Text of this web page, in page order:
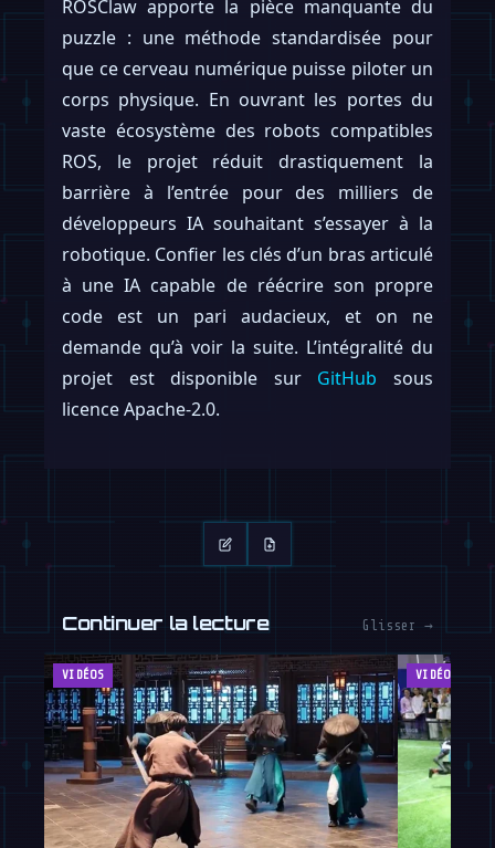
ROSClaw apporte la pièce manquante du
puzzle : une méthode standardisée pour
que ce cerveau numérique puisse piloter un
corps physique. En ouvrant les portes du
vaste écosystème des robots compatibles
ROS, le projet réduit drastiquement la
barrière à l’entrée pour des milliers de
développeurs IA souhaitant s’essayer à la
robotique. Confier les clés d’un bras articulé
à une IA capable de réécrire son propre
code est un pari audacieux, et on ne
demande qu’à voir la suite. L’intégralité du
projet est disponible sur GitHub sous
licence Apache-2.0.
Continuer la lecture Glisser →
VIDÉOS VIDÉOS